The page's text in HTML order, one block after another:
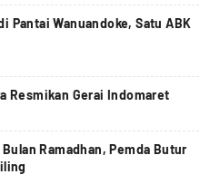
Pantai Wanuandoke, Satu ABK
Resmikan Gerai Indomaret
Ramadhan, Pemda Butur